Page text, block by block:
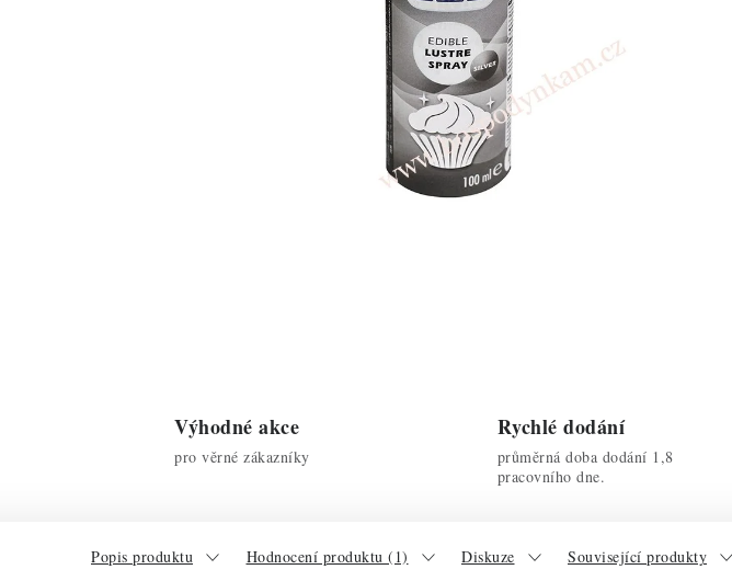
Výhodné akce
pro věrné zákazníky
Rychlé dodání
průměrná doba dodání 1,8
pracovního dne.
Popis produktu Hodnocení produktu (1) Diskuze Související produkty